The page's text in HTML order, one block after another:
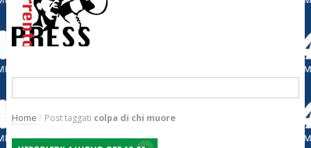
Home / Post taggati colpa di chi muore